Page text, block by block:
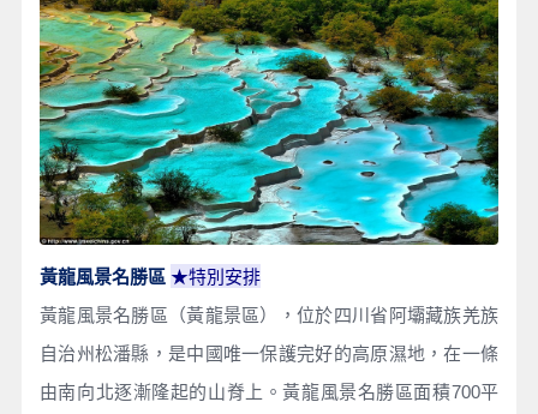
黃龍風景名勝區 ★特別安排
黃龍風景名勝區（黃龍景區），位於四川省阿壩藏族羌族
自治州松潘縣，是中國唯一保護完好的高原濕地，在一條
由南向北逐漸隆起的山脊上。黃龍風景名勝區面積700平